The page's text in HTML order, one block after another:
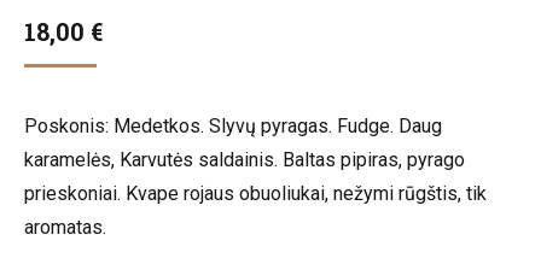
18,00 €
Poskonis: Medetkos. Slyvų pyragas. Fudge. Daug
karamelės, Karvutės saldainis. Baltas pipiras, pyrago
prieskoniai. Kvape rojaus obuoliukai, nežymi rūgštis, tik
aromatas.